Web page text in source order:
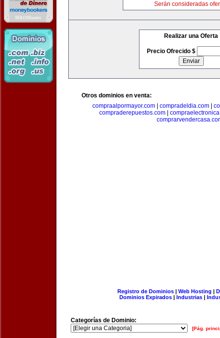
Serán consideradas
Realizar una Oferta
Precio Ofrecido $
Otros dominios en venta:
compraalpormayor.com| compradeldia.com|
compraderepuestos.com|
Registro de Dominios| Web Hosting |
Dominios Expirados | Industrias |
Categorías de Dominio:
[Pág.